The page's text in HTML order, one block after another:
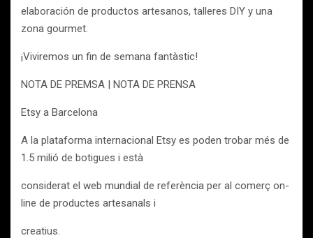
elaboración de productos artesanos, talleres DIY y una
zona gourmet.
¡Viviremos un fin de semana fantàstic!
NOTA DE PREMSA | NOTA DE PRENSA
Etsy a Barcelona
A la plataforma internacional Etsy es poden trobar més de
1.5 milió de botigues i està
considerat el web mundial de referència per al comerç on-
line de productes artesanals i
creatius.